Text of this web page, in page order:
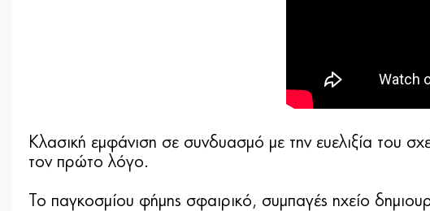
Kλασική εμφάνιση σε συνδυασμό με την ευελιξία του
τον πρώτο λόγο.
Το παγκοσμίου φήμης σφαιρικό, συμπαγές ηχείο